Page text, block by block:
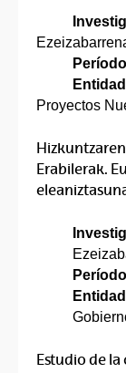
Proyectos
Erabilerak.
Estudio de